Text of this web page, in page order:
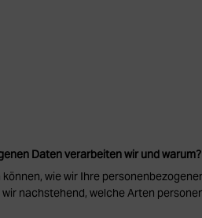
Daten verarbeiten wir und warum?
wie wir Ihre
nachstehend, welche Arten